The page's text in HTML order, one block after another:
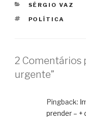
CATEGORIAS
SÉRGIO VAZ
TAGS
POLÍTICA
2 Comentários
urgente”
Pingback:
prender – +